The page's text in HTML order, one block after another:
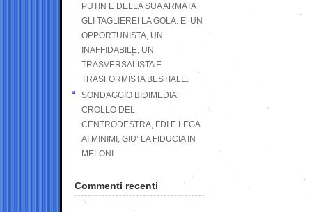
PUTIN E DELLA SUA ARMATA
GLI TAGLIEREI LA GOLA: E’ UN
OPPORTUNISTA, UN
INAFFIDABILE, UN
TRASVERSALISTA E
TRASFORMISTA BESTIALE.
SONDAGGIO BIDIMEDIA:
CROLLO DEL
CENTRODESTRA, FDI E LEGA
AI MINIMI, GIU’ LA FIDUCIA IN
MELONI
Commenti recenti